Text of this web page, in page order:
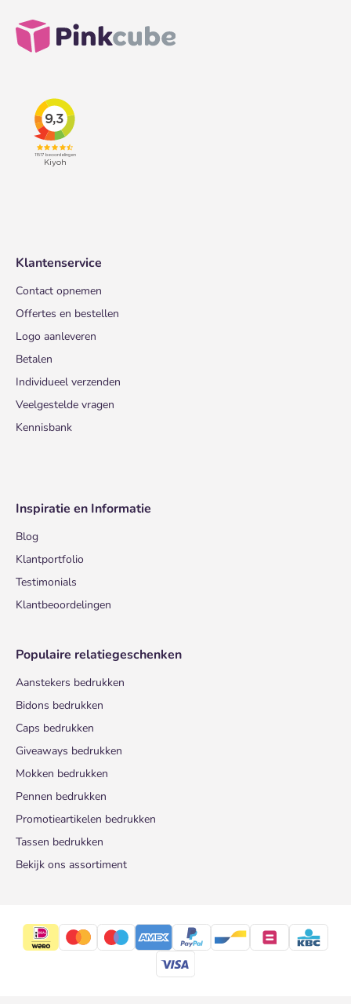
Klantenservice
Contact opnemen
Offertes en bestellen
Logo aanleveren
Betalen
Individueel verzenden
Veelgestelde vragen
Kennisbank
Inspiratie en Informatie
Blog
Klantportfolio
Testimonials
Klantbeoordelingen
Populaire relatiegeschenken
Aanstekers bedrukken
Bidons bedrukken
Caps bedrukken
Giveaways bedrukken
Mokken bedrukken
Pennen bedrukken
Promotieartikelen bedrukken
Tassen bedrukken
Bekijk ons assortiment